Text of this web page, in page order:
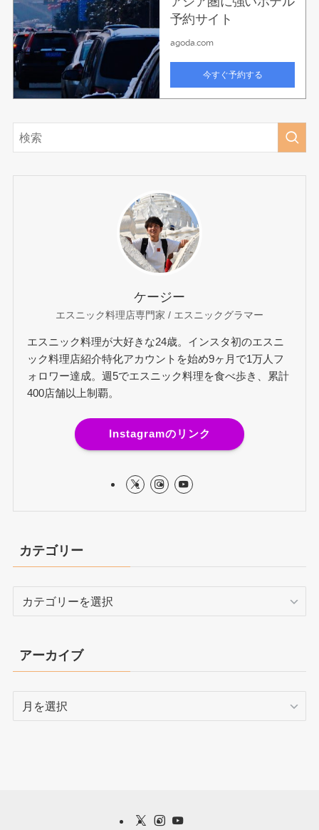
ケージー
エスニック料理店専門家 / エスニックグラマー
エスニック料理が大好きな24歳。インスタ初のエスニ
ック料理店紹介特化アカウントを始め9ヶ月で1万人フ
ォロワー達成。週5でエスニック料理を食べ歩き、累計
400店舗以上制覇。
Instagramのリンク
カテゴリー
リ
ー
アーカイブ